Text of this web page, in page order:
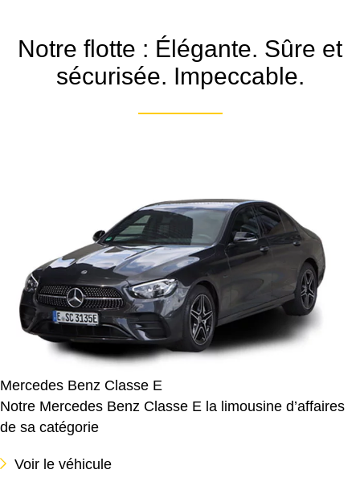
Notre flotte : Élégante. Sûre et
sécurisée. Impeccable.
Mercedes Benz Classe E
Notre Mercedes Benz Classe E la limousine d’affaires
de sa catégorie
Voir le véhicule